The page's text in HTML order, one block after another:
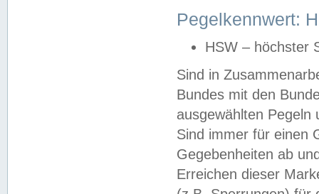
Pegelkennwert:
HSW – höchster
Sind in
Bundes mit den
ausgewählten
Sind immer für einen
Gegebenheiten ab
Erreichen dieser